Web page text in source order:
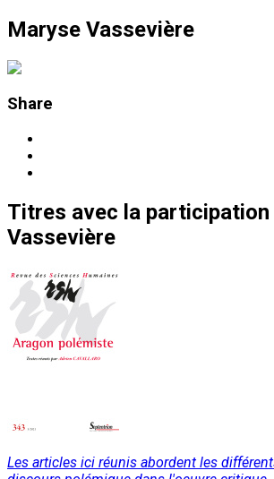
Maryse Vassevière
Share
Titres avec la participation
Vassevière
Les articles ici réunis abordent les